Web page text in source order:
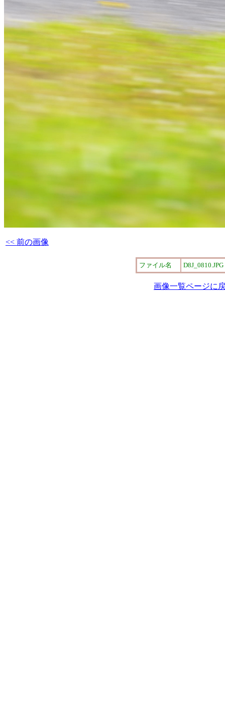
<< 前の画像
ファイル名 D8J_0810.JPG
画像一覧ページに